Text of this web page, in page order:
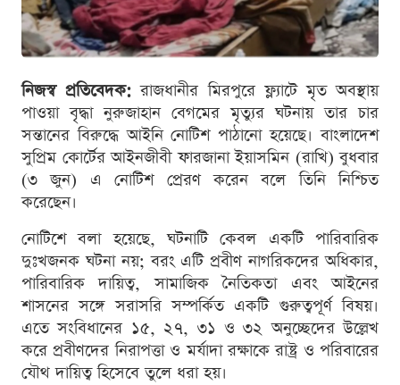
নিজস্ব প্রতিবেদক: রাজধানীর মিরপুরে ফ্ল্যাটে মৃত অবস্থায়
পাওয়া বৃদ্ধা নুরুজাহান বেগমের মৃত্যুর ঘটনায় তার চার
সন্তানের বিরুদ্ধে আইনি নোটিশ পাঠানো হয়েছে। বাংলাদেশ
সুপ্রিম কোর্টের আইনজীবী ফারজানা ইয়াসমিন (রাখি) বুধবার
(৩ জুন) এ নোটিশ প্রেরণ করেন বলে তিনি নিশ্চিত
করেছেন।
নোটিশে বলা হয়েছে, ঘটনাটি কেবল একটি পারিবারিক
দুঃখজনক ঘটনা নয়; বরং এটি প্রবীণ নাগরিকদের অধিকার,
পারিবারিক দায়িত্ব, সামাজিক নৈতিকতা এবং আইনের
শাসনের সঙ্গে সরাসরি সম্পর্কিত একটি গুরুত্বপূর্ণ বিষয়।
এতে সংবিধানের ১৫, ২৭, ৩১ ও ৩২ অনুচ্ছেদের উল্লেখ
করে প্রবীণদের নিরাপত্তা ও মর্যাদা রক্ষাকে রাষ্ট্র ও পরিবারের
যৌথ দায়িত্ব হিসেবে তুলে ধরা হয়।